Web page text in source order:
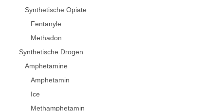
Synthetische Opiate
Fentanyle
Methadon
Synthetische Drogen
Amphetamine
Amphetamin
Ice
Methamphetamin